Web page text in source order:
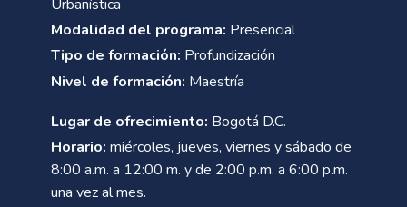
Urbanística
Modalidad del programa: Presencial
Tipo de formación: Profundización
Nivel de formación: Maestría
Lugar de ofrecimiento: Bogotá D.C.
Horario: miércoles, jueves, viernes y sábado de
8:00 a.m. a 12:00 m. y de 2:00 p.m. a 6:00 p.m.
una vez al mes.